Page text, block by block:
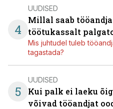
4
UUDISED
Millal saab
töötukassalt
Mis juhtudel tuleb
tagastada?
5
UUDISED
Kui palk ei laeku
võivad tööandjat